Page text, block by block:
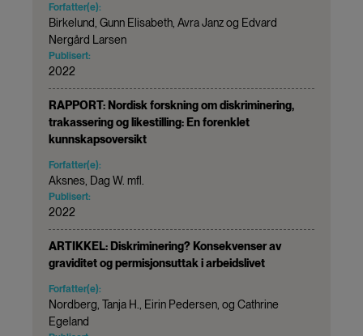
Forfatter(e):
Birkelund, Gunn Elisabeth, Avra Janz og Edvard
Nergård Larsen
Publisert:
2022
RAPPORT: Nordisk forskning om diskriminering,
trakassering og likestilling: En forenklet
kunnskapsoversikt
Forfatter(e):
Aksnes, Dag W. mfl.
Publisert:
2022
ARTIKKEL: Diskriminering? Konsekvenser av
graviditet og permisjonsuttak i arbeidslivet
Forfatter(e):
Nordberg, Tanja H., Eirin Pedersen, og Cathrine
Egeland